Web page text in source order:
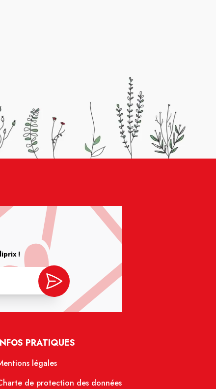
!
PRATIQUES
légales
de protection des données